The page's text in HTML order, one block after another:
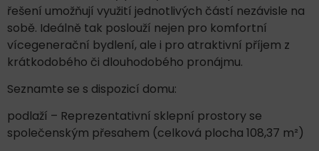
řešení umožňují využití jednotlivých částí nezávisle na
sobě. Ideálně tak poslouží nejen pro komfortní
vícegenerační bydlení, ale i pro atraktivní příjem z
krátkodobého či dlouhodobého pronájmu.
Seznamte se s dispozicí domu:
podlaží – Reprezentativní sklepní prostory se
společenským přesahem (celková plocha 108,37 m²)